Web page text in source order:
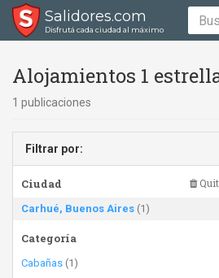
Salidores.com
Disfrutá cada ciudad al máximo
Alojamientos 1
1 publicaciones
Filtrar por:
Ciudad
Carhué, Buenos Aires (1)
Categoría
Cabañas (1)